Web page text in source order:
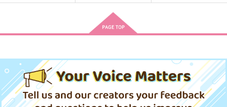
1,887円（税込）
サンプル
作品詳細
Auryn_5
1,572円（税込）
作品詳細
1,572円（税込）
サンプル
作品詳細